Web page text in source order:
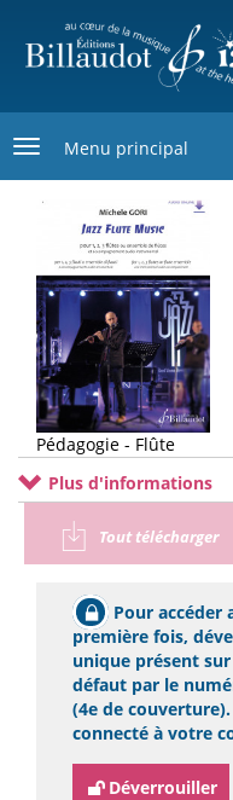
contenu
Menu principal
Pédagogie - Flûte
Plus d'informations
Tout télécharger
Pour accéder
première fois,
unique présent
défaut par le
(4e de
connecté à votre
Déverrouiller